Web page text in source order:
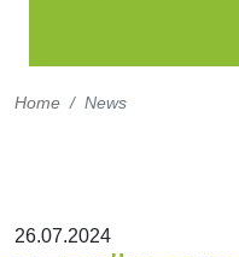
Home News
26.07.2024